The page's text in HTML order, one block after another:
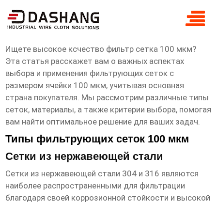
высокое ксчество фильтр сетка 100
мкм Основная страна покупателя
Ищете высокое ксчество фильтр сетка 100 мкм?
Эта статья расскажет вам о важных аспектах
выбора и применения фильтрующих сеток с
размером ячейки 100 мкм, учитывая основная
страна покупателя. Мы рассмотрим различные типы
сеток, материалы, а также критерии выбора, помогая
вам найти оптимальное решение для ваших задач.
Типы фильтрующих сеток 100 мкм
Сетки из нержавеющей стали
Сетки из нержавеющей стали 304 и 316 являются
наиболее распространенными для фильтрации
благодаря своей коррозионной стойкости и высокой